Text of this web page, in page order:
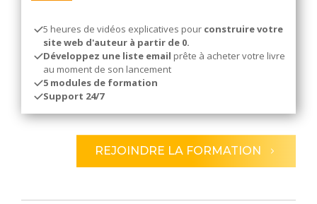
5 heures de vidéos explicatives pour construire votre
site web d'auteur à partir de 0.
Développez une liste email prête à acheter votre livre
au moment de son lancement
5 modules de formation
Support 24/7
REJOINDRE LA FORMATION